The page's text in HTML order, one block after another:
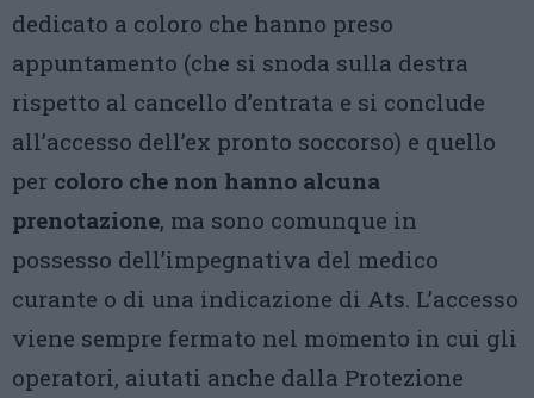
dedicato a coloro che hanno preso
appuntamento (che si snoda sulla destra
rispetto al cancello d’entrata e si conclude
all’accesso dell’ex pronto soccorso) e quello
per coloro che non hanno alcuna
prenotazione, ma sono comunque in
possesso dell’impegnativa del medico
curante o di una indicazione di Ats. L’accesso
viene sempre fermato nel momento in cui gli
operatori, aiutati anche dalla Protezione